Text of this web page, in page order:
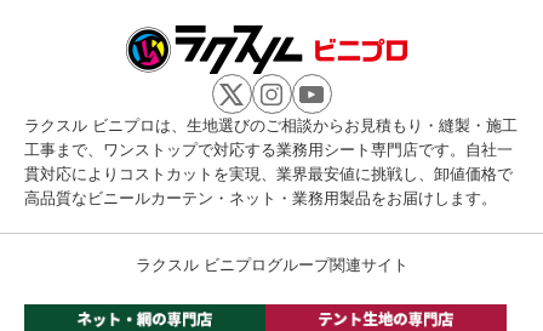
ラクスル ビニプロは、生地選びのご相談からお見積もり・縫製・施工
工事まで、ワンストップで対応する業務用シート専門店です。自社一
貫対応によりコストカットを実現、業界最安値に挑戦し、卸値価格で
高品質なビニールカーテン・ネット・業務用製品をお届けします。
ラクスル ビニプログループ関連サイト